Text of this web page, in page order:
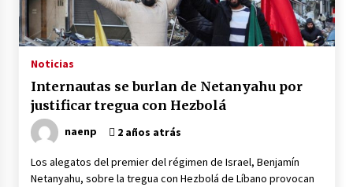
Noticias
Internautas se burlan de Netanyahu por
justificar tregua con Hezbolá
naenp 2 años atrás
Los alegatos del premier del régimen de Israel, Benjamín
Netanyahu, sobre la tregua con Hezbolá de Líbano provocan